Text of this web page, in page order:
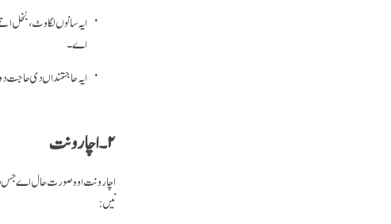
ایہ سانوں لگاوٹ، بُخل
اے۔
ایہ حاجتمنداں دی
۲۔ اچار ونت
اچار ونت اوہ صورت حال اے جس
نیں: